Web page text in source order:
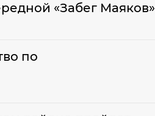
«Забег Маяков»
по